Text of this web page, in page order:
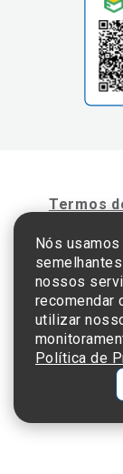
Termos
©2025 Einstein
CNPJ: 60.765.823/
Nós
nossos
recomendar
utilizar
Política de